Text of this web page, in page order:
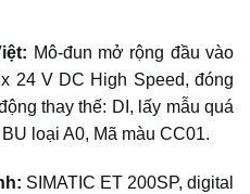
Mô-đun mở rộng đầu vào
24 V DC High Speed, đóng
thay thế: DI, lấy mẫu quá
loại A0, Mã màu CC01.
SIMATIC ET 200SP, digital